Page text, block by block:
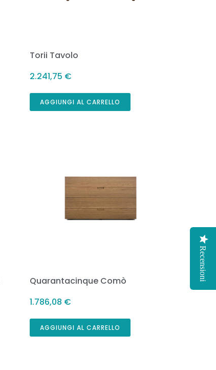
Torii Tavolo
2.241,75 €
AGGIUNGI AL CARRELLO
Quarantacinque Comò
1.786,08 €
AGGIUNGI AL CARRELLO
Recensioni